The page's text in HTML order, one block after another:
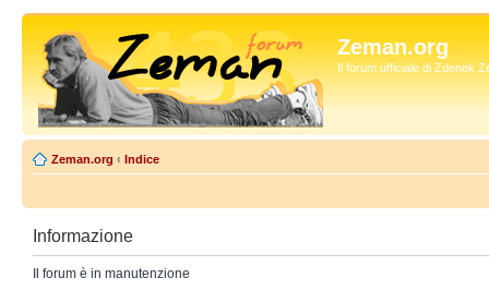
Zeman.org
Il forum ufficiale di Zdenek
Zeman.org ‹ Indice
Informazione
Il forum è in manutenzione